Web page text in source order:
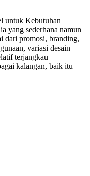
untuk Kebutuhan
yang sederhana namun
dari promosi, branding,
variasi desain
terjangkau
kalangan, baik itu